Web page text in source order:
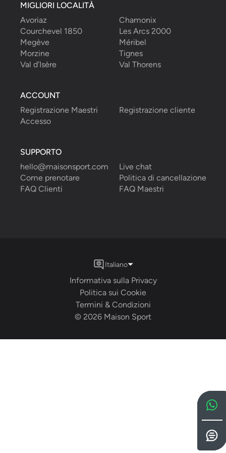
MIGLIORI LOCALITÀ
Avoriaz
Chamonix
Courchevel 1850
Les Arcs 2000
Megève
Méribel
Morzine
Tignes
Val d’Isère
Val Thorens
ACCOUNT
Registrazione Maestri
Registrazione cliente
Accesso
SUPPORTO
hello@maisonsport.com
Live chat
Come prenotare
Politica di cancellazione
FAQ Clienti
FAQ Maestri
© 2026 Maison Sport
Termini & Condizioni
Politica sui Cookie
Informativa sulla Privacy
Italiano